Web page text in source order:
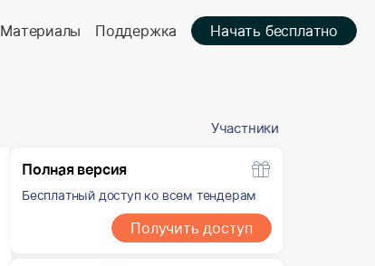
Материалы Поддержка Начать бесплатно
Участники
Полная версия
Бесплатный доступ ко всем тендерам
Получить доступ